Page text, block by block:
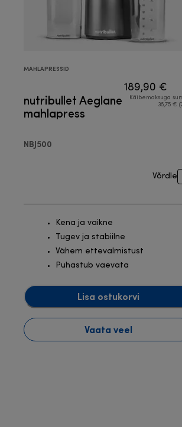
MAHLAPRESSID
nutribullet Aeglane
mahlapress
NBJ500
189,90 €
Käibemaksuga
36,75 €
Võrdle
Kena ja vaikne
Tugev ja stabiilne
Vähem ettevalmistust
Puhastub vaevata
Lisa ostukorvi
Vaata veel